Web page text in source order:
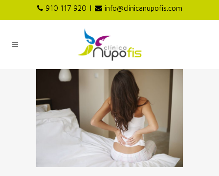
910 117 920 | info@clinicanupofis.com